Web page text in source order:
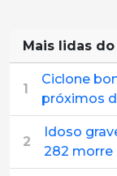
Mais lidas
1
Ciclone
próximos
2
Idoso
282 morre